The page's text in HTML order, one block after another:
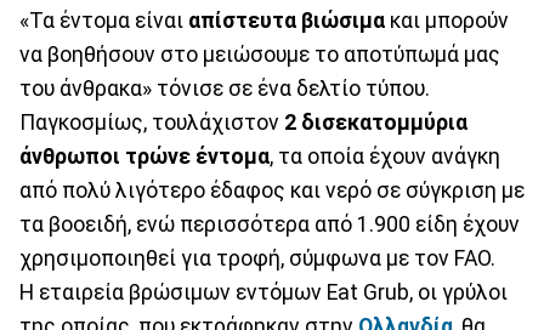
«Τα έντομα είναι απίστευτα βιώσιμα και μπορούν
να βοηθήσουν στο μειώσουμε το αποτύπωμά μας
του άνθρακα» τόνισε σε ένα δελτίο τύπου.
Παγκοσμίως, τουλάχιστον 2 δισεκατομμύρια
άνθρωποι τρώνε έντομα, τα οποία έχουν ανάγκη
από πολύ λιγότερο έδαφος και νερό σε σύγκριση με
τα βοοειδή, ενώ περισσότερα από 1.900 είδη έχουν
χρησιμοποιηθεί για τροφή, σύμφωνα με τον FAO.
Η εταιρεία βρώσιμων εντόμων Eat Grub, οι γρύλοι